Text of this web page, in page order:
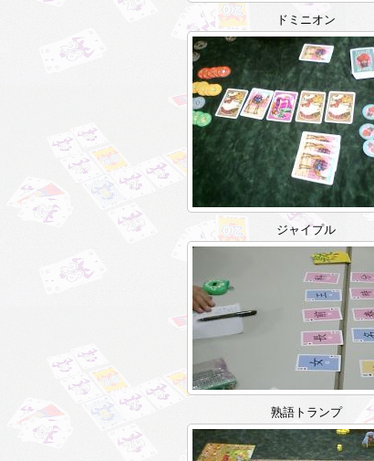
ドミニオン
ジャイプル
熟語トランプ